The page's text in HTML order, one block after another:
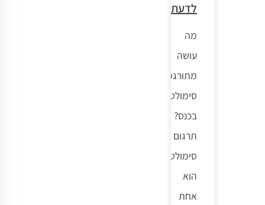
לדעת
מה
עושה
מתורגמן
סימולטני
בכנס?
תרגום
סימולטני
הוא
אחת